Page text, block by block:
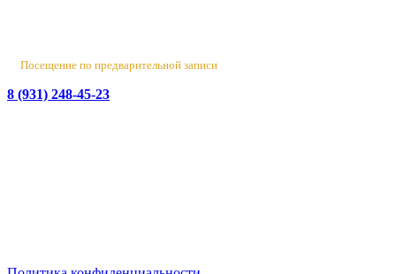
Посещение по предварительной записи
8 (931) 248-45-23